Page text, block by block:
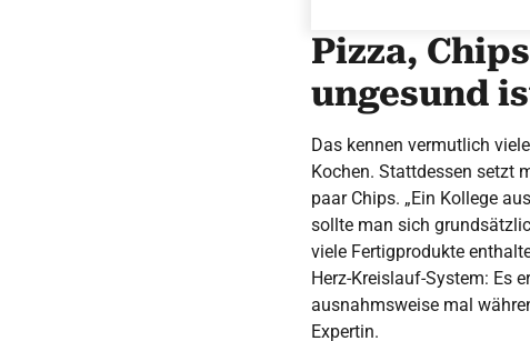
Pizza,
ungesund
Das kennen vermutlich
Kochen. Stattdessen setzt
paar Chips. „Ein Kollege
sollte man sich
viele Fertigprodukte
Herz-Kreislauf-System: Es
ausnahmsweise mal
Expertin.